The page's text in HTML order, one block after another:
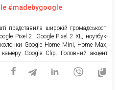
#madebygoogle
представила широкій громадськості
Pixel 2, Google Pixel 2 XL, ноутбук-
Google Home Mini, Home Max,
Google Clip. Головний акцент
інтелект і машинне навчання. По
[…]